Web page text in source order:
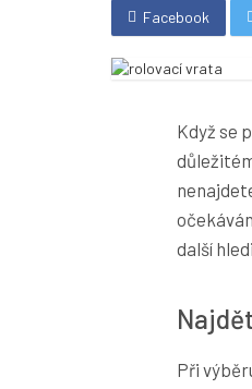
Facebook
Když se
další
Při